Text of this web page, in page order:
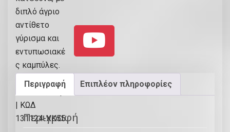
Περιγραφή Επιπλέον πληροφορίες
Περιγραφή